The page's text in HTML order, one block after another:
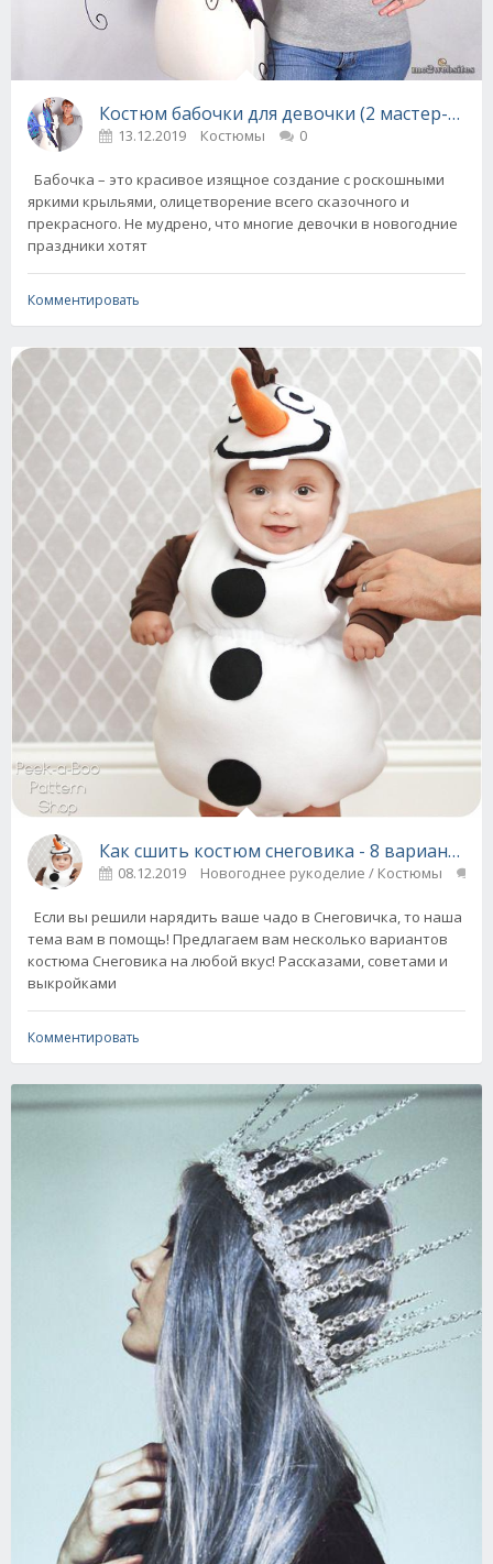
Костюм бабочки для девочки (2 мастер-
13.12.2019 Костюмы 0
Бабочка – это красивое изящное создание с роскошными
яркими крыльями, олицетворение всего сказочного и
прекрасного. Не мудрено, что многие девочки в новогодние
праздники хотят
Комментировать
Как сшить костюм снеговика - 8 вариантов
08.12.2019 Новогоднее рукоделие / Костюмы
Если вы решили нарядить ваше чадо в Снеговичка, то наша
тема вам в помощь! Предлагаем вам несколько вариантов
костюма Снеговика на любой вкус! Рассказами, советами и
выкройками
Комментировать